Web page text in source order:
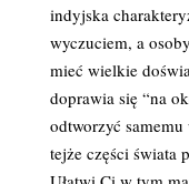
indyjska
wyczuciem, a
mieć wielkie
doprawia się “na
odtworzyć
tejże części świata